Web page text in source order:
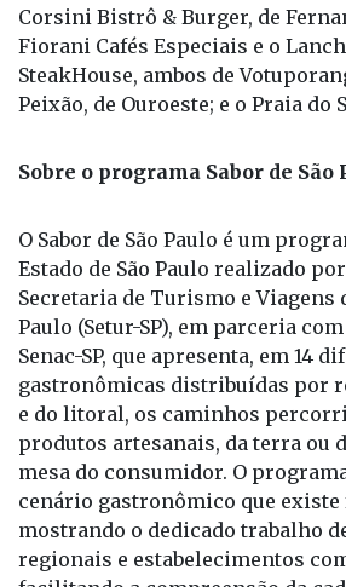
Corsini Bistrô & Burger, de
Fiorani Cafés Especiais e o
SteakHouse, ambos de
Peixão, de Ouroeste; e o Praia do
Sobre o programa Sabor de São
O Sabor de São Paulo é um
Estado de São Paulo realizado
Secretaria de Turismo e Viagens
Paulo (Setur-SP), em parceria
Senac-SP, que apresenta, em 14
gastronômicas distribuídas por
e do litoral, os caminhos
produtos artesanais, da terra ou
mesa do consumidor. O
cenário gastronômico que existe
mostrando o dedicado trabalho
regionais e estabelecimentos